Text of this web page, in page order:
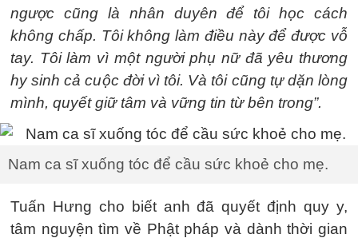
ngược cũng là nhân duyên để tôi học cách
không chấp. Tôi không làm điều này để được vỗ
tay. Tôi làm vì một người phụ nữ đã yêu thương
hy sinh cả cuộc đời vì tôi. Và tôi cũng tự dặn lòng
mình, quyết giữ tâm và vững tin từ bên trong”.
Nam ca sĩ xuống tóc để cầu sức khoẻ cho mẹ.
Tuấn Hưng cho biết anh đã quyết định quy y,
tâm nguyện tìm về Phật pháp và dành thời gian